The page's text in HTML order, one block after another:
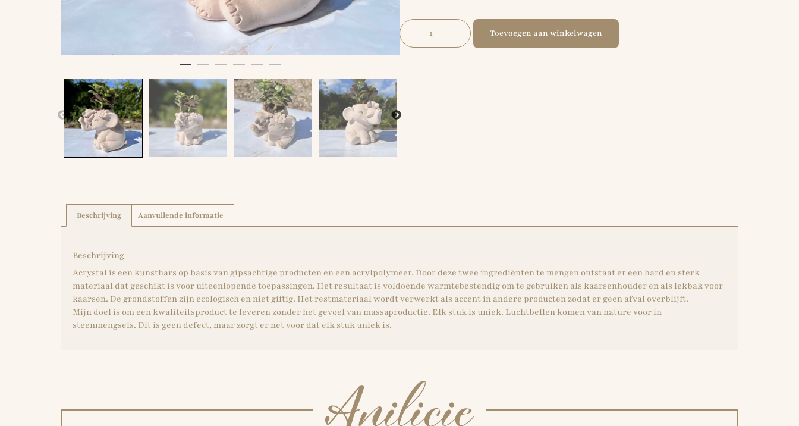
Toevoegen aan winkelwagen
Beschrijving Aanvullende informatie
Beschrijving
Acrystal is een kunsthars op basis van gipsachtige producten en een acrylpolymeer. Door deze twee ingrediënten te mengen ontstaat er een hard en sterk
materiaal dat geschikt is voor uiteenlopende toepassingen. Het resultaat is voldoende warmtebestendig om te gebruiken als kaarsenhouder en als lekbak voor
kaarsen. De grondstoffen zijn ecologisch en niet giftig. Het restmateriaal wordt verwerkt als accent in andere producten zodat er geen afval overblijft.
Mijn doel is om een ​​kwaliteitsproduct te leveren zonder het gevoel van massaproductie. Elk stuk is uniek. Luchtbellen komen van nature voor in
steenmengsels. Dit is geen defect, maar zorgt er net voor dat elk stuk uniek is.